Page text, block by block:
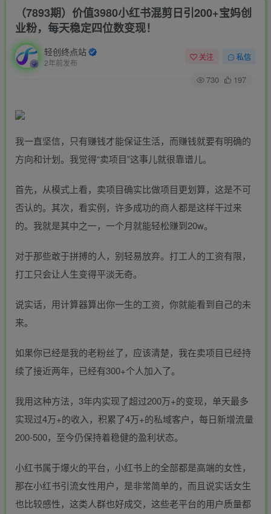
（7893期）价值3980小红书混剪日引200+宝妈创
业粉，每天稳定四位数变现！
轻创终点站
2年前发布
关注 私信
730 197
我一直坚信，只有赚钱才能保证生活，而赚钱就要有明确的
方向和计划。我觉得“卖项目”这事儿就很靠谱儿。
首先，从模式上看，卖项目确实比做项目更划算，这是不可
否认的。其次，看实例，许多成功的商人都是这样干过来
的。我就是其中之一，一个月就能轻松赚到20w。
对于那些敢于拼搏的人，别轻易放弃。打工人的工资有限，
打工只会让人生变得平淡无奇。
说实话，用计算器算出你一生的工资，你就能看到自己的未
来。
如果你已经是我的老粉丝了，应该清楚，我在卖项目已经持
续了接近两年，已经有300+个人加入了。
我用这种方法，3年内实现了超过200万+的变现，单天最多
实现过4万+的收入，积累了4万+的私域客户，每日新增流量
200-500，至今仍保持着稳健的盈利状态。
小红书属于爆火的平台，小红书上的全部都是高端的女性，
那在小红书引流女性用户，是非常简单的，而且说实话女生
也比较感性，这类人群也好成交，这些老平台的用户质量都